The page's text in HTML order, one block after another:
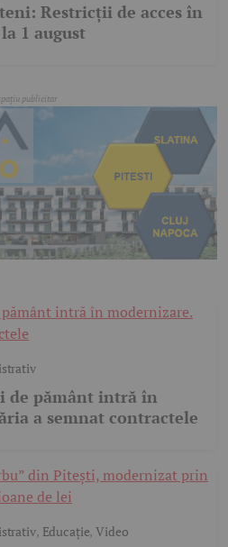
Restricții de acces în
1 august
de pământ intră în
a semnat contractele
, Educație,Video